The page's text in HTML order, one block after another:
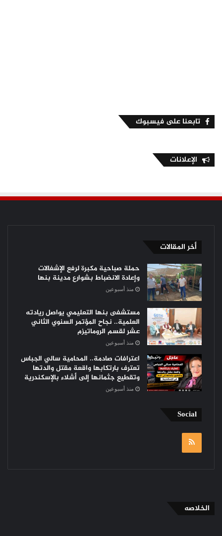
تابعنا على فيسبوك
الإعلانات
أخر المقالات
حملة صباحية مكبرة لرفع الإشغالات
وإعادة الانضباط بشوارع مدينة بنها
منذ أسبوعين
مستشفى بنها التعليمي يواصل ريادته
العلمية.. نجاح المؤتمر السنوي الثاني
عشر لقسم الروماتيزم
منذ أسبوعين
اعترافات صادمة.. المحامية سالي الجباس
تعترف بارتكابها واقعة مقتل والدتها
وتقطيع جثمانها إلى أشلاء بالإسكندرية
منذ أسبوعين
Social
RSS
الخلاصه